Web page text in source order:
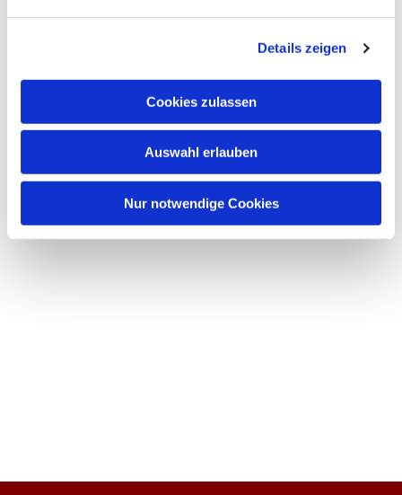
Details zeigen
Cookies zulassen
Auswahl erlauben
Nur notwendige Cookies